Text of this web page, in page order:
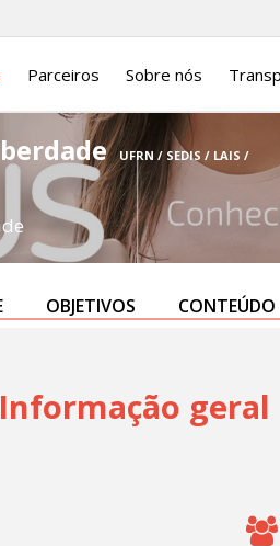
Parceiros Sobre nós
UFRN / SEDIS / LAIS /
OBJETIVOS CONTEÚDO
Informação geral